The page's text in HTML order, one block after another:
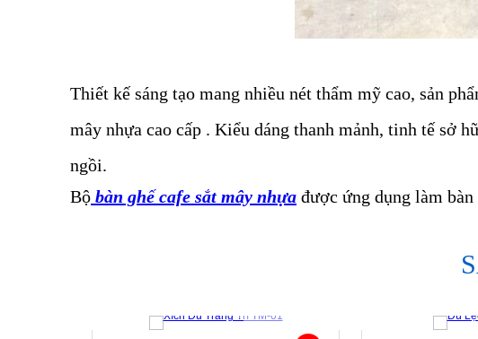
Thiết kế sáng tạo mang nhiều nét thẩm mỹ cao, sản
mây nhựa cao cấp . Kiểu dáng thanh mảnh, tinh tế sở
ngồi.
Bộ bàn ghế cafe sắt mây nhựa được ứng dụng làm